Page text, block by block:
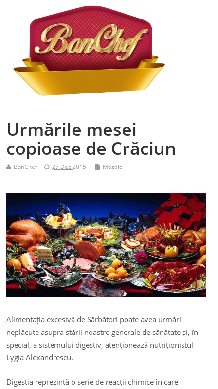
Urmările mesei
copioase de Crăciun
BonChef 27 Dec 2015 Mozaic
Alimentația excesivă de Sărbători poate avea urmări
neplăcute asupra stării noastre generale de sănătate și, în
special, a sistemului digestiv, atenționează nutriționistul
Lygia Alexandrescu.
Digestia reprezintă o serie de reacții chimice în care